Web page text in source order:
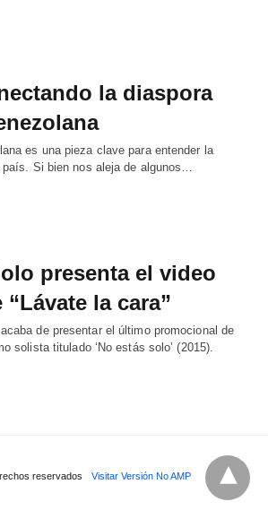
la diaspora
es una pieza clave para entender la
Si bien nos aleja de algunos…
presenta el video
la cara”
de presentar el último promocional de
solista titulado ‘No estás solo’ (2015).
reservados Visitar Versión No AMP